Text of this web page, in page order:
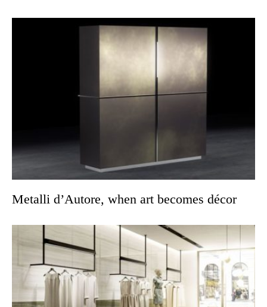
Metalli d’Autore, when art becomes décor